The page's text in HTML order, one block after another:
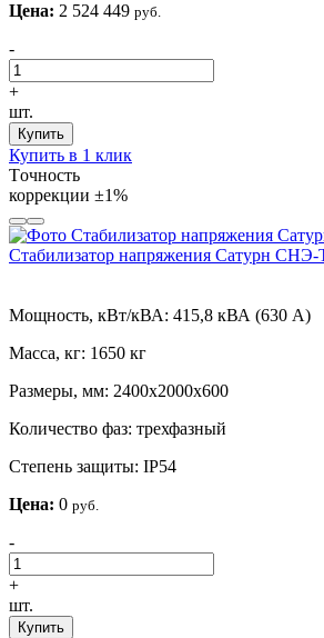
Цена: 2 524 449 руб.
-
+
шт.
Купить
Купить в 1 клик
Tочность
коррекции ±1%
Стабилизатор напряжения Сатурн
Мощность, кВт/кВА: 415,8 кВА (630 А)
Масса, кг: 1650 кг
Размеры, мм: 2400х2000х600
Количество фаз: трехфазный
Степень защиты: IP54
Цена: 0 руб.
-
+
шт.
Купить